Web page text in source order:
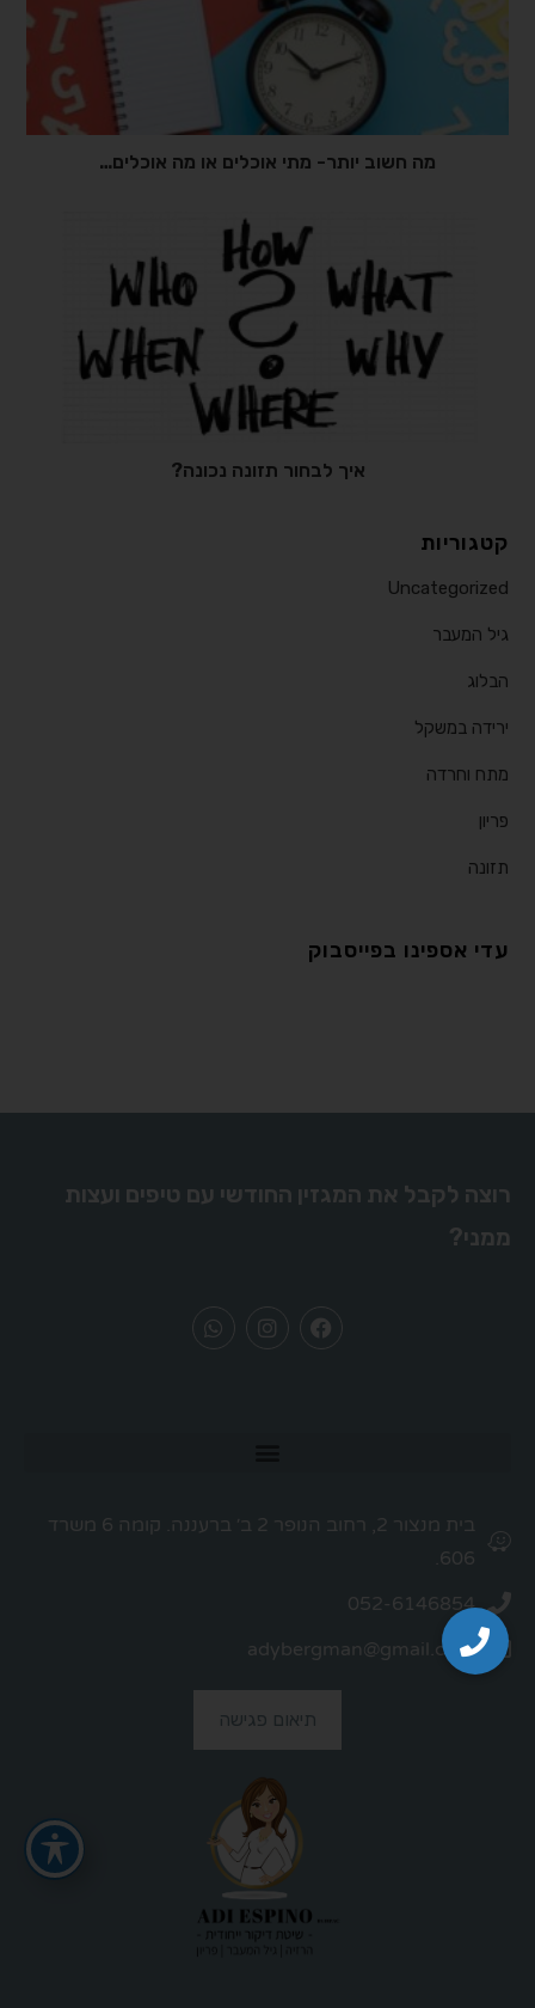
מה חשוב יותר- מתי אוכלים או מה אוכלים…
איך לבחור תזונה נכונה?
קטגוריות
Uncategorized
גיל המעבר
הבלוג
ירידה במשקל
מתח וחרדה
פריון
תזונה
עדי אספינו בפייסבוק
רוצה לקבל את המגזין החודשי עם טיפים ועצות
ממני?
בית מנצור 2, רחוב הנופר 2 ב׳ ברעננה. קומה 6 משרד
606.
052-6146854
adybergman@gmail.com
תיאום פגישה